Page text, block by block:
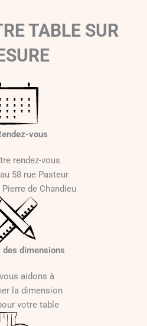
TABLE SUR
vous
rendez-vous
58 rue Pasteur
de Chandieu
des dimensions
aidons à
la dimension
votre table